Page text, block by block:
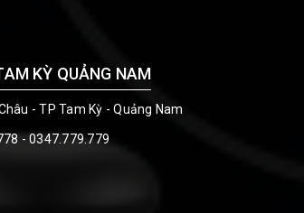
KỲ QUẢNG NAM
- TP Tam Kỳ - Quảng Nam
- 0347.779.779